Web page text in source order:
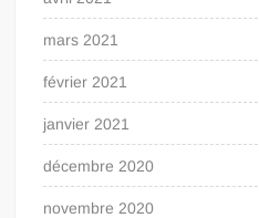
mars 2021
février 2021
janvier 2021
décembre 2020
novembre 2020